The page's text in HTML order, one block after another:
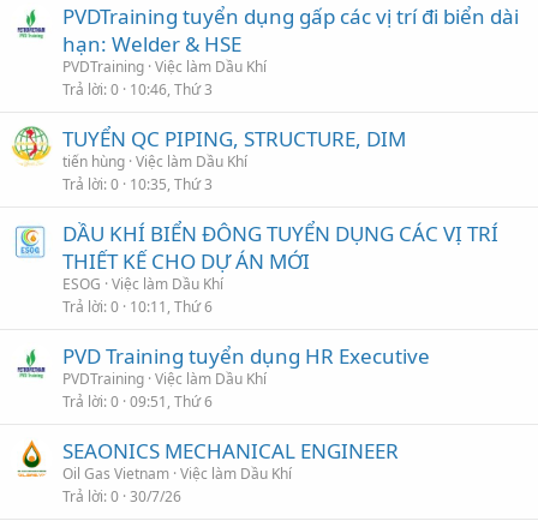
PVDTraining tuyển dụng gấp các vị trí đi biển dài
hạn: Welder & HSE
PVDTraining Việc làm Dầu Khí
Trả lời 0 10:46, Thứ 3
TUYỂN QC PIPING, STRUCTURE, DIM
tiến hùng Việc làm Dầu Khí
Trả lời 0 10:35, Thứ 3
DẦU KHÍ BIỂN ĐÔNG TUYỂN DỤNG CÁC VỊ TRÍ
THIẾT KẾ CHO DỰ ÁN MỚI
ESOG Việc làm Dầu Khí
Trả lời 0 10:11, Thứ 6
PVD Training tuyển dụng HR Executive
PVDTraining Việc làm Dầu Khí
Trả lời 0 09:51, Thứ 6
SEAONICS MECHANICAL ENGINEER
Oil Gas Vietnam Việc làm Dầu Khí
Trả lời 0 30/7/26